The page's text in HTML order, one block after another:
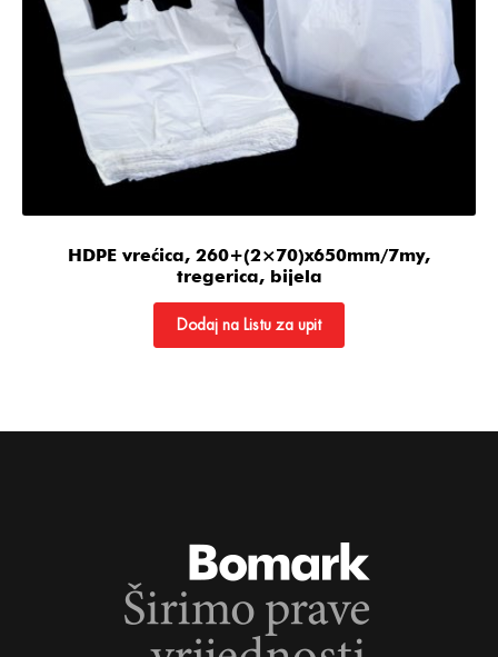
HDPE vrećica, 260+(2×70)x650mm/7my,
tregerica, bijela
Dodaj na Listu za upit